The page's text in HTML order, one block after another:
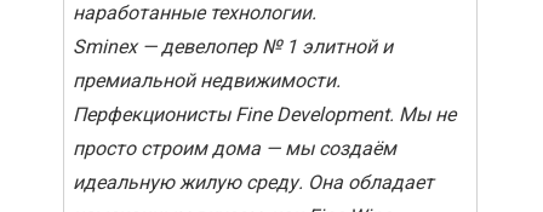
наработанные технологии.
Sminex — девелопер № 1 элитной и
премиальной недвижимости.
Перфекционисты Fine Development. Мы не
просто строим дома — мы создаём
идеальную жилую среду. Она обладает